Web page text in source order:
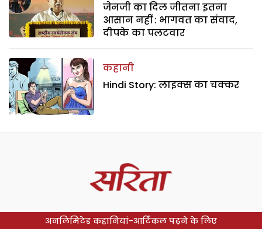
जेनजी का दिल जीतना इतना
आसान नहीं : भागवत का संवाद,
दीपके का पलटवार
कहानी
Hindi Story: लाइक्स का चक्कर
अनलिमिटेड कहानियां-आर्टिकल पढ़ने के लिए